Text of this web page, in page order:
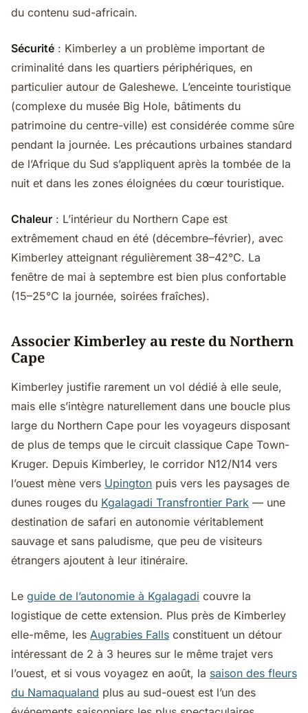
du contenu sud-africain.
Sécurité : Kimberley a un problème important de
criminalité dans les quartiers périphériques, en
particulier autour de Galeshewe. L’enceinte touristique
(complexe du musée Big Hole, bâtiments du
patrimoine du centre-ville) est considérée comme sûre
pendant la journée. Les précautions urbaines standard
de l’Afrique du Sud s’appliquent après la tombée de la
nuit et dans les zones éloignées du cœur touristique.
Chaleur : L’intérieur du Northern Cape est
extrêmement chaud en été (décembre–février), avec
Kimberley atteignant régulièrement 38–42°C. La
fenêtre de mai à septembre est bien plus confortable
(15–25°C la journée, soirées fraîches).
Associer Kimberley au reste du Northern
Cape
Kimberley justifie rarement un vol dédié à elle seule,
mais elle s’intègre naturellement dans une boucle plus
large du Northern Cape pour les voyageurs disposant
de plus de temps que le circuit classique Cape Town-
Kruger. Depuis Kimberley, le corridor N12/N14 vers
l’ouest mène vers Upington puis vers les paysages de
dunes rouges du Kgalagadi Transfrontier Park — une
destination de safari en autonomie véritablement
sauvage et sans paludisme, que peu de visiteurs
étrangers ajoutent à leur itinéraire.
Le guide de l’autonomie à Kgalagadi couvre la
logistique de cette extension. Plus près de Kimberley
elle-même, les Augrabies Falls constituent un détour
intéressant de 2 à 3 heures sur le même trajet vers
l’ouest, et si vous voyagez en août, la saison des fleurs
du Namaqualand plus au sud-ouest est l’un des